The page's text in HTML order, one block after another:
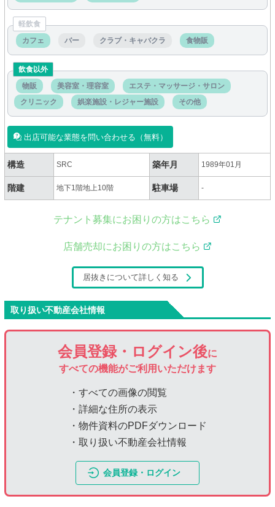
軽飲食
カフェ
バー クラブ・キャバクラ 食物販
飲食以外
物販
美容室・理容室
エステ・マッサージ・サロン
クリニック
娯楽施設・レジャー施設 その他
出店可能な業態を問い合わせる（無料）
構造 SRC 築年月 1989年01月
階建 地下1階地上10階 駐車場 -
テナント募集にお困りの方はこちら
店舗売却にお困りの方はこちら
居抜きについて詳しく知る
取り扱い不動産会社情報
会員登録・ログイン後に
すべての機能がご利用いただけます
・すべての画像の閲覧
・詳細な住所の表示
・物件資料のPDFダウンロード
・取り扱い不動産会社情報
会員登録・ログイン